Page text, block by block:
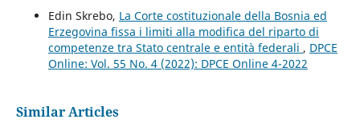
Edin Skrebo, La Corte costituzionale della Bosnia ed
Erzegovina fissa i limiti alla modifica del riparto di
competenze tra Stato centrale e entità federali , DPCE
Online: Vol. 55 No. 4 (2022): DPCE Online 4-2022
Similar Articles